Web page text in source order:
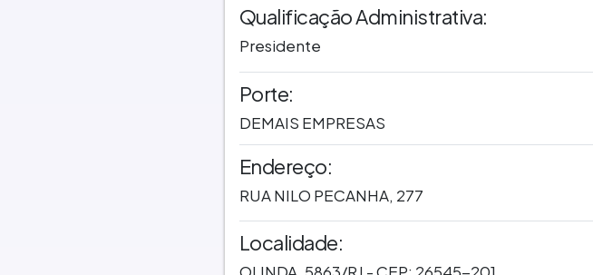
Qualificação Administrativa:
Presidente
Porte:
DEMAIS EMPRESAS
Endereço:
RUA NILO PECANHA, 277
Localidade: